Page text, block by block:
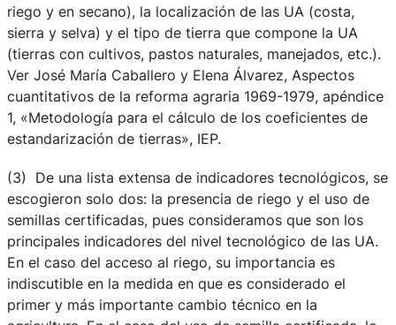
riego y en secano), la localización de las UA (costa,
sierra y selva) y el tipo de tierra que compone la UA
(tierras con cultivos, pastos naturales, manejados, etc.).
Ver José María Caballero y Elena Álvarez, Aspectos
cuantitativos de la reforma agraria 1969-1979, apéndice
1, «Metodología para el cálculo de los coeficientes de
estandarización de tierras», IEP.
(3) De una lista extensa de indicadores tecnológicos, se
escogieron solo dos: la presencia de riego y el uso de
semillas certificadas, pues consideramos que son los
principales indicadores del nivel tecnológico de las UA.
En el caso del acceso al riego, su importancia es
indiscutible en la medida en que es considerado el
primer y más importante cambio técnico en la